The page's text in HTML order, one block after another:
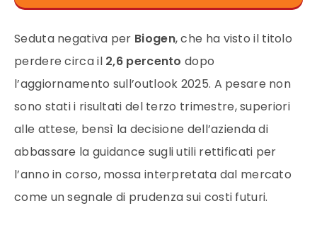
Seduta negativa per Biogen, che ha visto il titolo
perdere circa il 2,6 percento dopo
l’aggiornamento sull’outlook 2025. A pesare non
sono stati i risultati del terzo trimestre, superiori
alle attese, bensì la decisione dell’azienda di
abbassare la guidance sugli utili rettificati per
l’anno in corso, mossa interpretata dal mercato
come un segnale di prudenza sui costi futuri.